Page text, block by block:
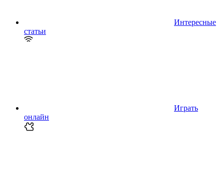
Интересные
статьи
Играть
онлайн